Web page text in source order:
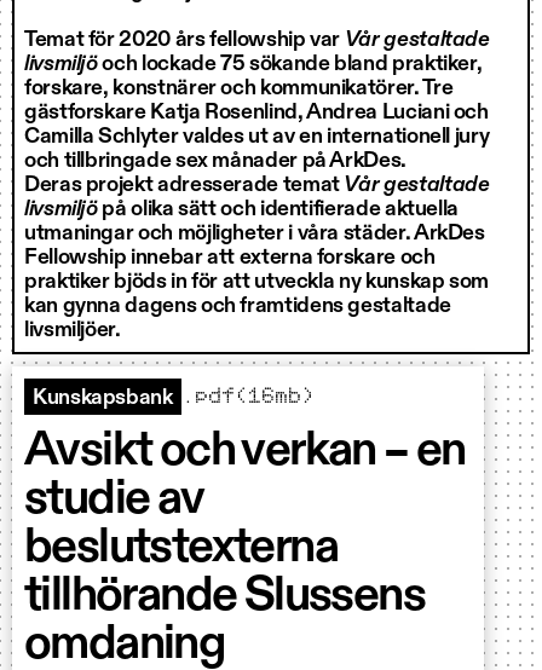
Temat för 2020 års fellowship var Vår gestaltade
livsmiljöoch lockade 75 sökande bland praktiker,
forskare, konstnärer och kommunikatörer. Tre
gästforskare Katja Rosenlind, Andrea Luciani och
Camilla Schlyter valdes ut av en internationell jury
och tillbringade sex månader på ArkDes.
Deras projekt adresserade temat Vår gestaltade
livsmiljöpå olika sätt och identifierade aktuella
utmaningar och möjligheter i våra städer. ArkDes
Fellowship innebar att externa forskare och
praktiker bjöds in för att utveckla ny kunskap som
kan gynna dagens och framtidens gestaltade
livsmiljöer.
Kunskapsbank .pdf(16mb)
Avsikt och verkan – en
studie av
beslutstexterna
tillhörande Slussens
omdaning